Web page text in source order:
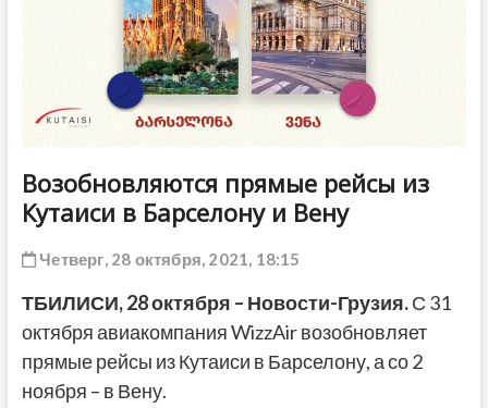
Возобновляются прямые рейсы из
Кутаиси в Барселону и Вену
Четверг, 28 октября, 2021, 18:15
ТБИЛИСИ,28 октября – Новости-Грузия.С 31
октября авиакомпания WizzAir возобновляет
прямые рейсы из Кутаиси в Барселону, а со 2
ноября – в Вену.